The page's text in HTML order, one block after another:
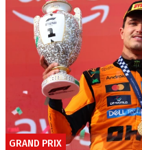
GRAND PRIX